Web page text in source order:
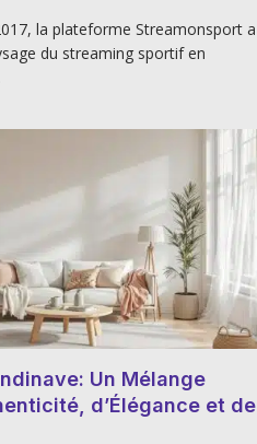
la plateforme Streamonsport a
du streaming sportif en
Un Mélange
d’Élégance et de